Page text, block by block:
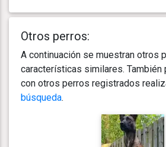
Otros perros:
A continuación se muestran otros
características similares. También
con otros perros registrados
búsqueda.